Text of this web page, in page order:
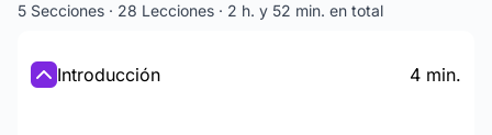
5 Secciones · 28 Lecciones · 2 h. y 52 min. en total
Introducción 4 min.